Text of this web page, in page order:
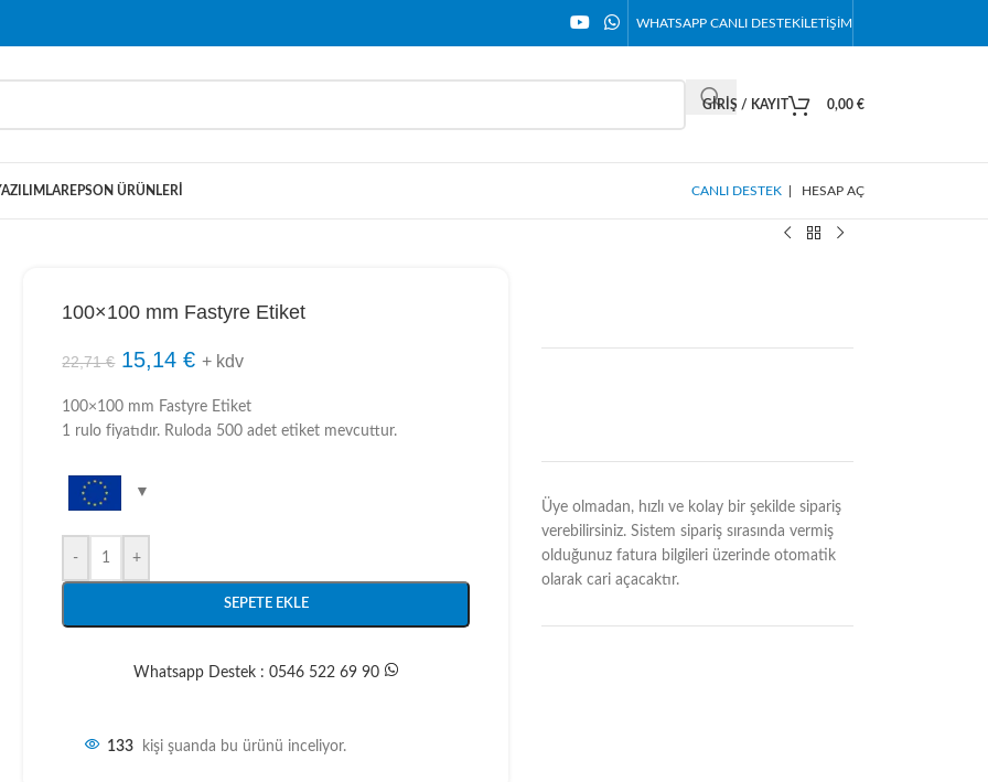
WHATSAPP CANLI DESTEKİLETIŞIM
GIRIŞ / KAYIT 0,00 €
EPSON ÜRÜNLERI CANLI DESTEK HESAP AÇ
100×100 mm Fastyre Etiket
22,71€ 15,14€ + kdv
100×100 mm Fastyre Etiket
1 rulo fiyatıdır. Ruloda 500 adet etiket mevcuttur.
- +
SEPETE EKLE
Whatsapp Destek : 0546 522 69 90
133 kişi şuanda bu ürünü inceliyor.
Üye olmadan, hızlı ve kolay bir şekilde sipariş
verebilirsiniz. Sistem sipariş sırasında vermiş
olduğunuz fatura bilgileri üzerinde otomatik
olarak cari açacaktır.